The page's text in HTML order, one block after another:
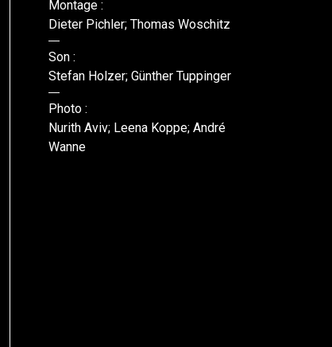
Montage :
Dieter Pichler; Thomas Woschitz
Son :
Stefan Holzer; Günther Tuppinger
Photo :
Nurith Aviv; Leena Koppe; André
Wanne